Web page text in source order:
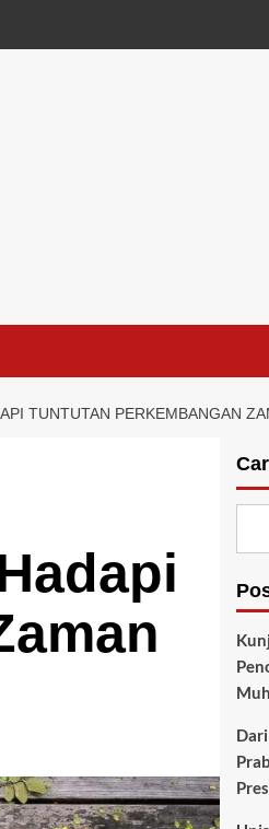
TUNTUTAN PERKEMBANGAN